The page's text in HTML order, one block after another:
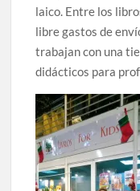
laico. Entre los
libre gastos de
trabajan con una
didácticos para